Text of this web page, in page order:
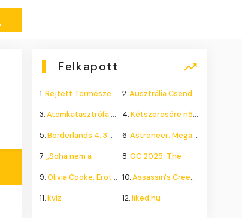
Felkapott
1.Rejtett Természeti Csoda 2.Ausztrália Csendes Összeomlása
3.Atomkatasztrófa 1985: A 4.Kétszeresére nőhet a
5.Borderlands 4: 300.000+ 6.Astroneer: Megatech DLC
7.„Soha nem a 8.GC 2025: The
9.Olivia Cooke: Erotikus 10.Assassin's Creed Shadows
11.kvíz 12.liked.hu